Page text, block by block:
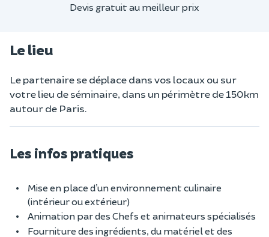
Devis gratuit au meilleur prix
Le lieu
Le partenaire se déplace dans vos locaux ou sur
votre lieu de séminaire, dans un périmètre de 150km
autour de Paris.
Les infos pratiques
Mise en place d’un environnement culinaire
(intérieur ou extérieur)
Animation par des Chefs et animateurs spécialisés
Fourniture des ingrédients, du matériel et des